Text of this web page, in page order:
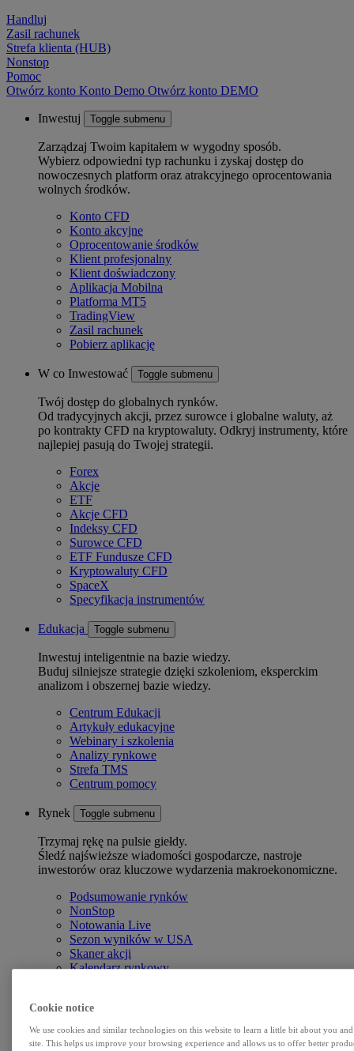
Handluj
Zasil rachunek
Strefa klienta (HUB)
Nonstop
Pomoc
Otwórz konto Konto Demo Otwórz konto DEMO
Inwestuj Toggle submenu
Zarządzaj Twoim kapitałem w wygodny sposób.
Wybierz odpowiedni typ rachunku i zyskaj dostęp do
nowoczesnych platform oraz atrakcyjnego oprocentowania
wolnych środków.
Konto CFD
Konto akcyjne
Oprocentowanie środków
Klient profesjonalny
Klient doświadczony
Aplikacja Mobilna
Platforma MT5
TradingView
Zasil rachunek
Pobierz aplikację
W co Inwestować Toggle submenu
Twój dostęp do globalnych rynków.
Od tradycyjnych akcji, przez surowce i globalne waluty, aż
po kontrakty CFD na kryptowaluty. Odkryj instrumenty, które
najlepiej pasują do Twojej strategii.
Forex
Akcje
ETF
Akcje CFD
Indeksy CFD
Surowce CFD
ETF Fundusze CFD
Kryptowaluty CFD
SpaceX
Specyfikacja instrumentów
Edukacja Toggle submenu
Inwestuj inteligentnie na bazie wiedzy.
Buduj silniejsze strategie dzięki szkoleniom, eksperckim
analizom i obszernej bazie wiedzy.
Centrum Edukacji
Artykuły edukacyjne
Webinary i szkolenia
Analizy rynkowe
Strefa TMS
Centrum pomocy
Rynek Toggle submenu
Trzymaj rękę na pulsie giełdy.
Śledź najświeższe wiadomości gospodarcze, nastroje
inwestorów oraz kluczowe wydarzenia makroekonomiczne.
Podsumowanie rynków
NonStop
Notowania Live
Sezon wyników w USA
Skaner akcji
Kalendarz rynkowy
Rolowania
Kontakt
Cookie notice
We use cookies and similar technologies on this website to learn a little bit about you
site. This helps us improve your browsing experience and allows us to offer better